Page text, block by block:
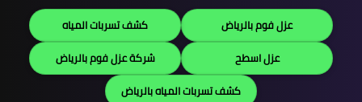
عزل فوم بالرياض
كشف تسربات المياه
عزل اسطح
شركة عزل فوم بالرياض
كشف تسربات المياه بالرياض